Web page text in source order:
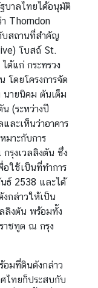
บาลไทยได้อนุมัติ
Thorndon
บสถานที่สำคัญ
โบสถ์ St.
ด้แก่ กระทรวง
โดยโครงการจัด
นายนิคม ตันเต็ม
(ระหว่างปี
ละเห็นว่าอาคาร
มาะกับการ
รุงเวลลิงตัน ซึ่ง
ใช้เป็นที่ทำการ
ธ์ 2538 และได้
งกล่าวให้เป็น
ลิงตัน พร้อมทั้ง
าชทูต ณ กรุง
อมที่ดินดังกล่าว
ไทยก็ประสบกับ